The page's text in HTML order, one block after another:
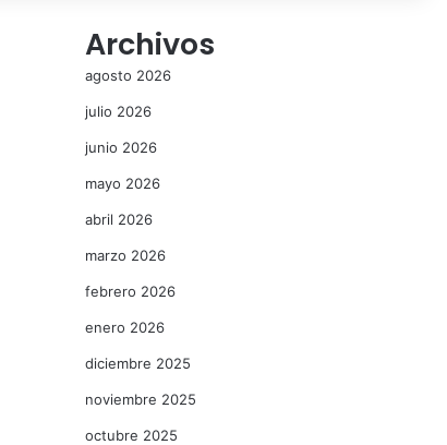
Archivos
agosto 2026
julio 2026
junio 2026
mayo 2026
abril 2026
marzo 2026
febrero 2026
enero 2026
diciembre 2025
noviembre 2025
octubre 2025